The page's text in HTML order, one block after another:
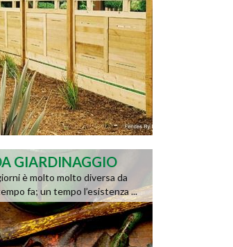
GIARDINAGGIO
è molto molto diversa da
fa; un tempo l’esistenza ...